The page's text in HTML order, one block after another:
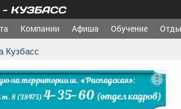
КУЗБАСС
Компании Афиша Обучение
Кузбасс